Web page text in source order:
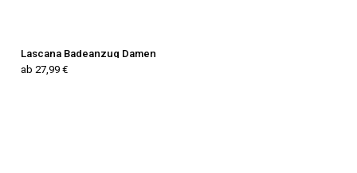
Lascana Badeanzug Damen
ab 27,99 €